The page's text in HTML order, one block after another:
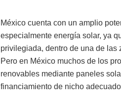
México cuenta con un amplio
especialmente energía solar, ya
privilegiada, dentro de una de
Pero en México muchos de los
renovables mediante paneles
financiamiento de nicho